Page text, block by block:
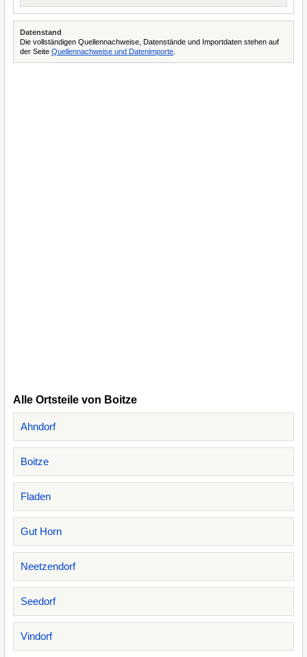
Datenstand
Die vollständigen Quellennachweise, Datenstände und Importdaten stehen auf
der Seite Quellennachweise und Datenimporte
Alle Ortsteile von Boitze
Ahndorf
Boitze
Fladen
Gut Horn
Neetzendorf
Seedorf
Vindorf